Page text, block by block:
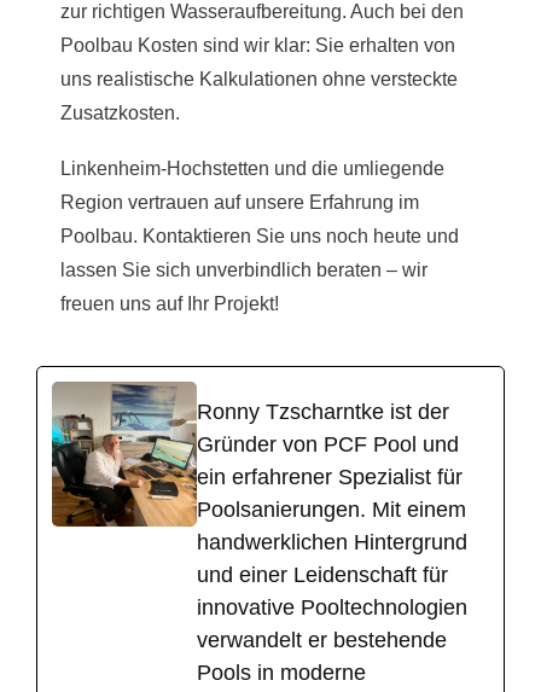
zur richtigen Wasseraufbereitung. Auch bei den
Poolbau Kosten sind wir klar: Sie erhalten von
uns realistische Kalkulationen ohne versteckte
Zusatzkosten.
Linkenheim-Hochstetten und die umliegende
Region vertrauen auf unsere Erfahrung im
Poolbau. Kontaktieren Sie uns noch heute und
lassen Sie sich unverbindlich beraten – wir
freuen uns auf Ihr Projekt!
Ronny Tzscharntke ist der
Gründer von PCF Pool und
ein erfahrener Spezialist für
Poolsanierungen. Mit einem
handwerklichen Hintergrund
und einer Leidenschaft für
innovative Pooltechnologien
verwandelt er bestehende
Pools in moderne